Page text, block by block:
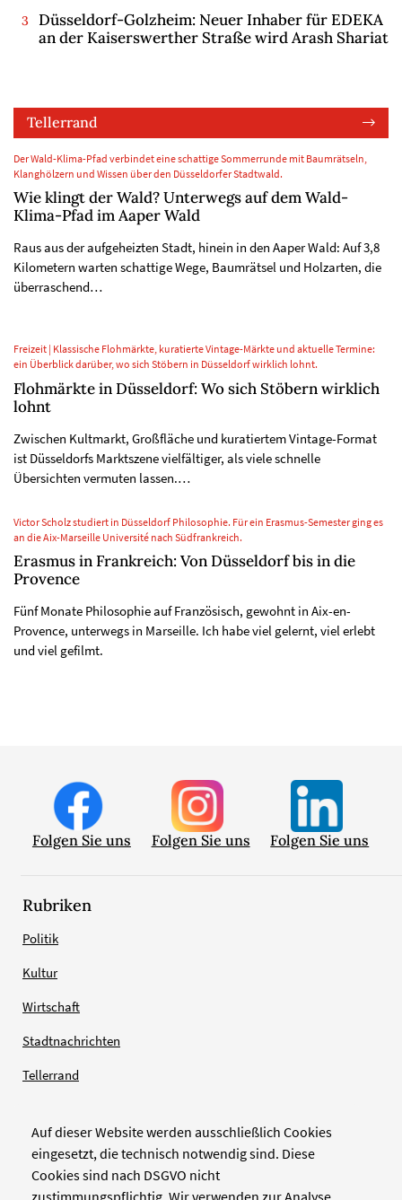
Auf dieser Website werden ausschließlich Cookies
eingesetzt, die technisch notwendig sind. Diese
Cookies sind nach DSGVO nicht
zustimmungspflichtig. Wir verwenden zur Analyse
Düsseldorf-Golzheim: Neuer Inhaber für EDEKA
an der Kaiserswerther Straße wird Arash Shariat
Tellerrand
Der Wald-Klima-Pfad verbindet eine schattige Sommerrunde mit Baumrätseln,
Klanghölzern und Wissen über den Düsseldorfer Stadtwald.
Wie klingt der Wald? Unterwegs auf dem Wald-
Klima-Pfad im Aaper Wald
Raus aus der aufgeheizten Stadt, hinein in den Aaper Wald: Auf 3,8
Kilometern warten schattige Wege, Baumrätsel und Holzarten, die
überraschend…
Freizeit | Klassische Flohmärkte, kuratierte Vintage-Märkte und aktuelle Termine:
ein Überblick darüber, wo sich Stöbern in Düsseldorf wirklich lohnt.
Flohmärkte in Düsseldorf: Wo sich Stöbern wirklich
lohnt
Zwischen Kultmarkt, Großfläche und kuratiertem Vintage-Format
ist Düsseldorfs Marktszene vielfältiger, als viele schnelle
Übersichten vermuten lassen.…
Victor Scholz studiert in Düsseldorf Philosophie. Für ein Erasmus-Semester ging es
an die Aix-Marseille Université nach Südfrankreich.
Erasmus in Frankreich: Von Düsseldorf bis in die
Provence
Fünf Monate Philosophie auf Französisch, gewohnt in Aix-en-
Provence, unterwegs in Marseille. Ich habe viel gelernt, viel erlebt
und viel gefilmt.
Folgen Sie uns Folgen Sie uns Folgen Sie uns
Rubriken
Politik
Kultur
Wirtschaft
Stadtnachrichten
Tellerrand
Verlag
Zellwerk GmbH & Co KG